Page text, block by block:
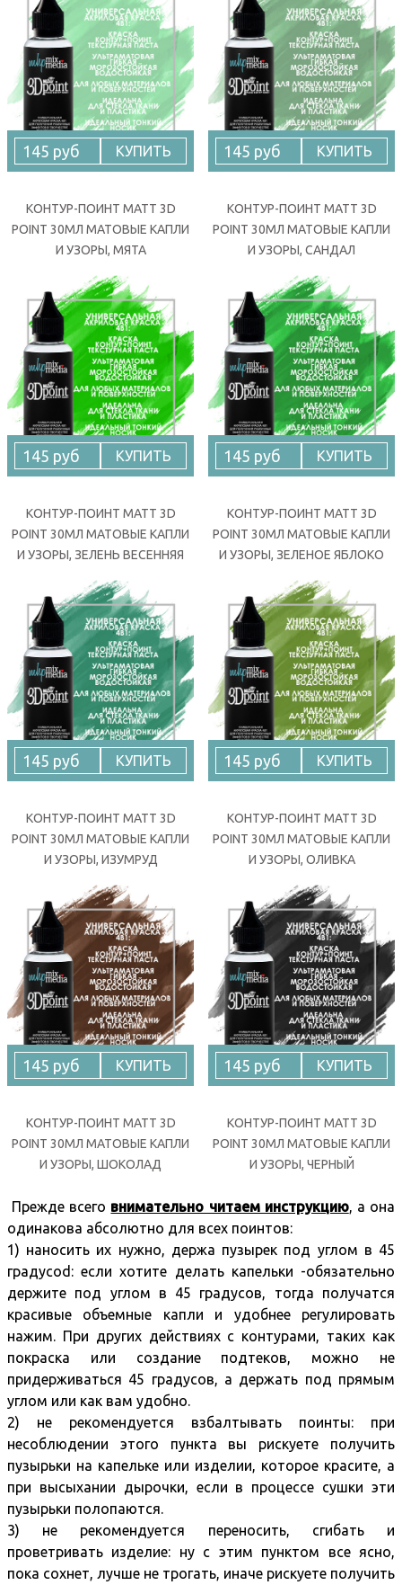
145 руб КУПИТЬ
КОНТУР-ПОИНТ MATT 3D
POINT 30МЛ МАТОВЫЕ КАПЛИ
И УЗОРЫ, МЯТА
145 руб КУПИТЬ
КОНТУР-ПОИНТ MATT 3D
POINT 30МЛ МАТОВЫЕ КАПЛИ
И УЗОРЫ, САНДАЛ
145 руб КУПИТЬ
КОНТУР-ПОИНТ MATT 3D
POINT 30МЛ МАТОВЫЕ КАПЛИ
И УЗОРЫ, ЗЕЛЕНЬ ВЕСЕННЯЯ
145 руб КУПИТЬ
КОНТУР-ПОИНТ MATT 3D
POINT 30МЛ МАТОВЫЕ КАПЛИ
И УЗОРЫ, ЗЕЛЕНОЕ ЯБЛОКО
145 руб КУПИТЬ
КОНТУР-ПОИНТ MATT 3D
POINT 30МЛ МАТОВЫЕ КАПЛИ
И УЗОРЫ, ИЗУМРУД
145 руб КУПИТЬ
КОНТУР-ПОИНТ MATT 3D
POINT 30МЛ МАТОВЫЕ КАПЛИ
И УЗОРЫ, ОЛИВКА
145 руб КУПИТЬ
КОНТУР-ПОИНТ MATT 3D
POINT 30МЛ МАТОВЫЕ КАПЛИ
И УЗОРЫ, ШОКОЛАД
145 руб КУПИТЬ
КОНТУР-ПОИНТ MATT 3D
POINT 30МЛ МАТОВЫЕ КАПЛИ
И УЗОРЫ, ЧЕРНЫЙ
Прежде всего внимательно читаем инструкцию, а она
одинакова абсолютно для всех поинтов:
1) наносить их нужно, держа пузырек под углом в 45
градусоd: если хотите делать капельки -обязательно
держите под углом в 45 градусов, тогда получатся
красивые объемные капли и удобнее регулировать
нажим. При других действиях с контурами, таких как
покраска или создание подтеков, можно не
придерживаться 45 градусов, а держать под прямым
углом или как вам удобно.
2) не рекомендуется взбалтывать поинты: при
несоблюдении этого пункта вы рискуете получить
пузырьки на капельке или изделии, которое красите, а
при высыхании дырочки, если в процессе сушки эти
пузырьки полопаются.
3) не рекомендуется переносить, сгибать и
проветривать изделие: ну с этим пунктом все ясно,
пока сохнет, лучше не трогать, иначе рискуете получить